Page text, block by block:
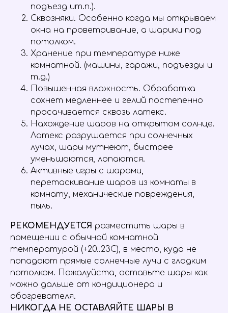
подъезд ит.п.).
Сквозняки. Особенно когда мы открываем
окна на проветривание, а шарики под
потолком.
Хранение при температуре ниже
комнатной. (машины, гаражи, подъезды и
т.д.)
Повышенная влажность. Обработка
сохнет медленнее и гелий постепенно
просачивается сквозь латекс.
Нахождение шаров на открытом солнце.
Латекс разрушается при солнечных
лучах, шары мутнеют, быстрее
уменьшаются, лопаются.
Активные игры с шарами,
перетаскивание шаров из комнаты в
комнату, механические повреждения,
пыль.
РЕКОМЕНДУЕТСЯ разместить шары в
помещении с обычной комнатной
температурой (+20..23С), в место, куда не
попадают прямые солнечные лучи с гладким
потолком. Пожалуйста, оставьте шары как
можно дальше от кондиционера и
обогревателя.
НИКОГДА НЕ ОСТАВЛЯЙТЕ ШАРЫ В